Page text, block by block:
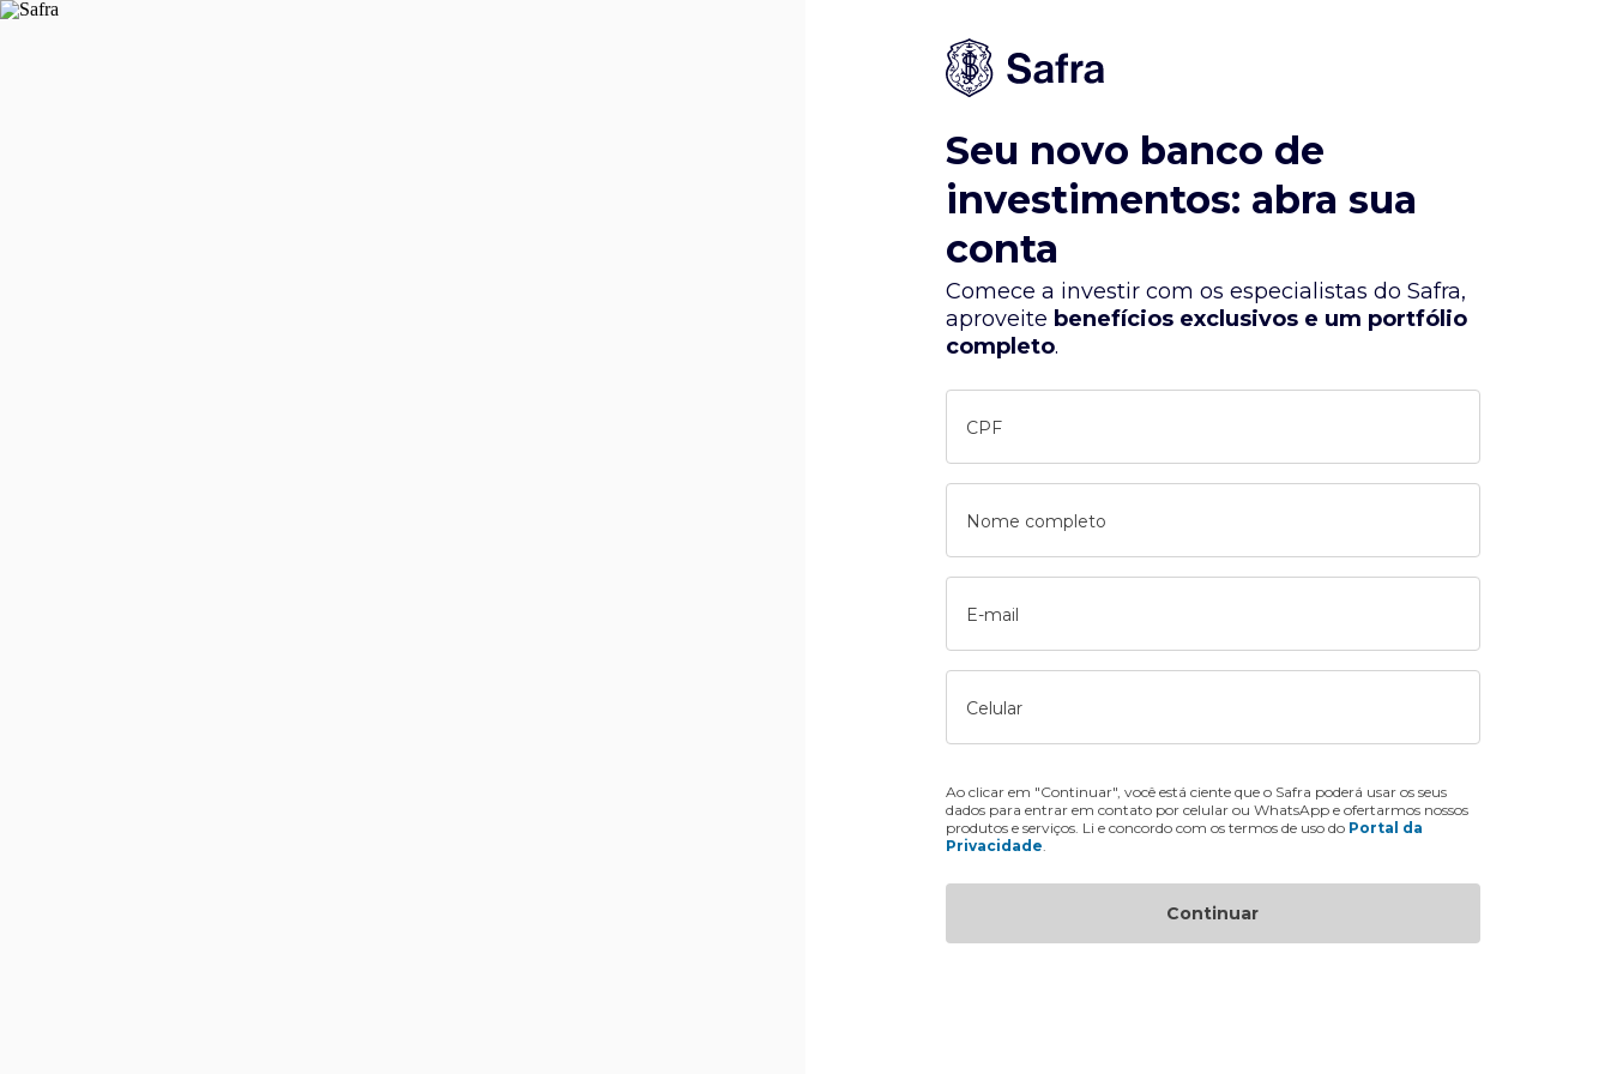
Seu novo banco de
investimentos: abra sua
conta
Comece a investir com os especialistas do Safra,
aproveite benefícios exclusivos e um portfólio
completo.
CPF
Nome completo
E-mail
Celular
Ao clicar em "Continuar", você está ciente que o Safra poderá usar os seus
dados para entrar em contato por celular ou WhatsApp e ofertarmos nossos
produtos e serviços. Li e concordo com os termos de uso do Portal da
Privacidade
Continuar